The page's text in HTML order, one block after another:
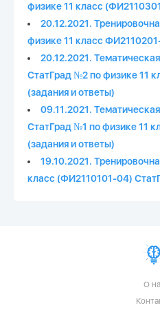
физике 11 класс
20.12.2021.
физике 11 класс
20.12.2021.
СтатГрад №2 по физике 11
(задания и ответы)
09.11.2021.
СтатГрад №1 по физике 11
(задания и ответы)
19.10.2021.
класс (ФИ2110101-04)
О